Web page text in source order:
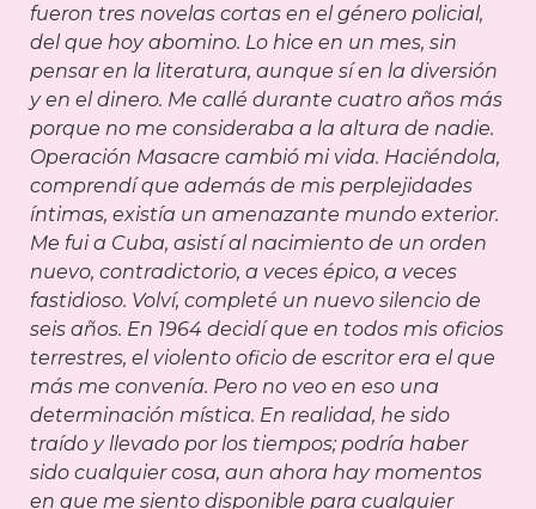
fueron tres novelas cortas en el género policial,
del que hoy abomino. Lo hice en un mes, sin
pensar en la literatura, aunque sí en la diversión
y en el dinero. Me callé durante cuatro años más
porque no me consideraba a la altura de nadie.
Operación Masacre cambió mi vida. Haciéndola,
comprendí que además de mis perplejidades
íntimas, existía un amenazante mundo exterior.
Me fui a Cuba, asistí al nacimiento de un orden
nuevo, contradictorio, a veces épico, a veces
fastidioso. Volví, completé un nuevo silencio de
seis años. En 1964 decidí que en todos mis oficios
terrestres, el violento oficio de escritor era el que
más me convenía. Pero no veo en eso una
determinación mística. En realidad, he sido
traído y llevado por los tiempos; podría haber
sido cualquier cosa, aun ahora hay momentos
en que me siento disponible para cualquier